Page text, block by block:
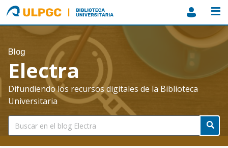
ULPGC
Biblioteca
ULPGC
Blog
Electra
Difundiendo los recursos digitales de la Biblioteca
Universitaria